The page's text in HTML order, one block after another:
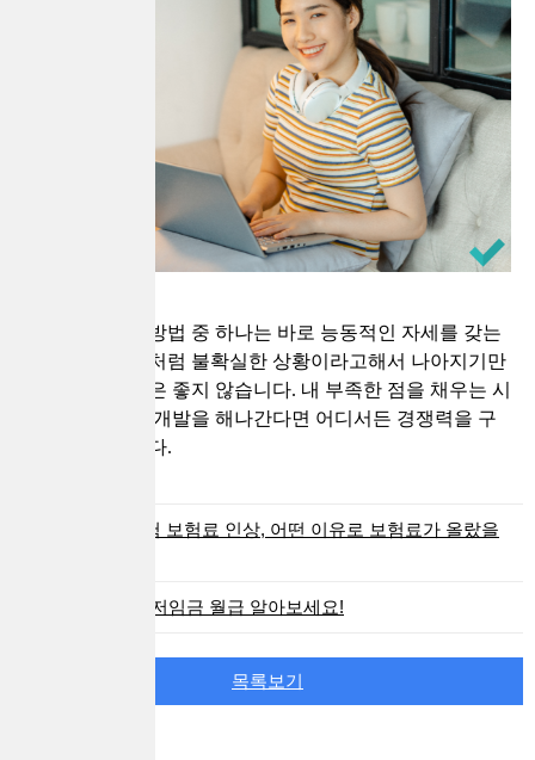
경제력 키우는 방법 중 하나는 바로 능동적인 자세를 갖는
것인데요, 요즘처럼 불확실한 상황이라고해서 나아지기만
을 기다리는 것은 좋지 않습니다. 내 부족한 점을 채우는 시
간을 갖고 자기 개발을 해나간다면 어디서든 경쟁력을 구
축할 수 있습니다.
실손보험 보험료 인상, 어떤 이유로 보험료가 올랐을
2021 최저임금 월급 알아보세요!
목록보기